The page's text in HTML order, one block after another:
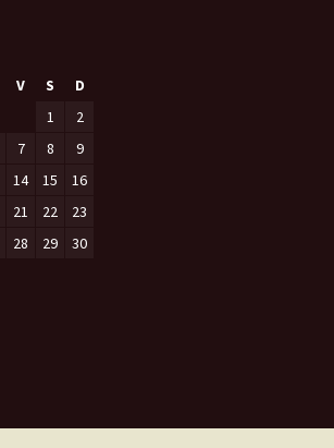
V S
D
1
2
7 8
9
14 15
16
21 22
23
28 29
30